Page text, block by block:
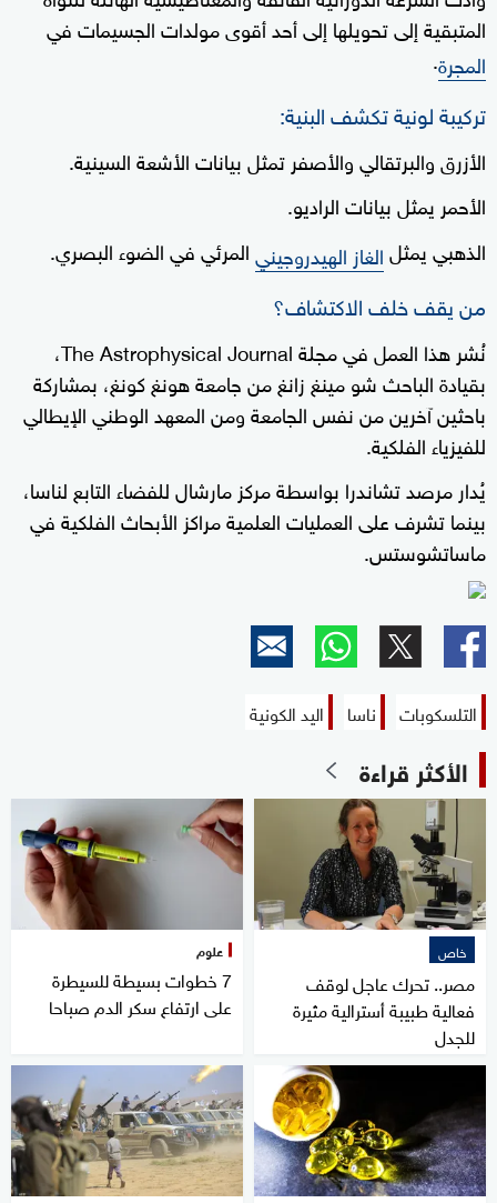
المتبقية إلى تحويلها إلى أحد أقوى مولدات الجسيمات في
المجرة.
تركيبة لونية تكشف البنية:
الأزرق والبرتقالي والأصفر تمثل بيانات الأشعة السينية.
الأحمر يمثل بيانات الراديو.
الذهبي يمثلالغاز الهيدروجينيالمرئي في الضوء البصري.
من يقف خلف الاكتشاف؟
نُشر هذا العمل في مجلة The Astrophysical Journal،
بقيادة الباحث شو مينغ زانغ من جامعة هونغ كونغ، بمشاركة
باحثين آخرين من نفس الجامعة ومن المعهد الوطني الإيطالي
للفيزياء الفلكية.
يُدار مرصد تشاندرا بواسطة مركز مارشال للفضاء التابع لناسا،
بينما تشرف على العمليات العلمية مراكز الأبحاث الفلكية في
ماساتشوستس.
التلسكوبات ناسا اليد الكونية
الأكثر قراءة
خاص
مصر.. تحرك عاجل لوقف
فعالية طبيبة أسترالية مثيرة
للجدل
علوم
7 خطوات بسيطة للسيطرة
على ارتفاع سكر الدم صباحا